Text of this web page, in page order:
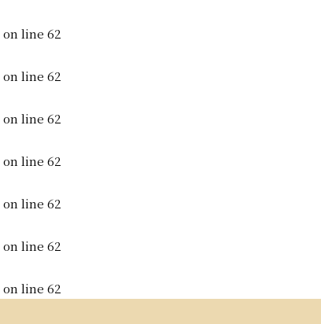
on line 62
on line 62
on line 62
on line 62
on line 62
on line 62
on line 62